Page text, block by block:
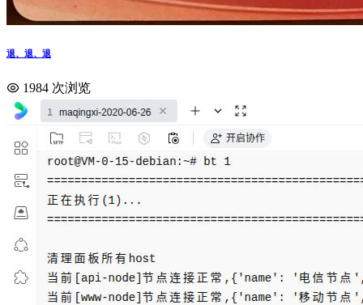
退、退、退
1984 次浏览